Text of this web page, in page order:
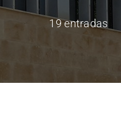
19 entradas